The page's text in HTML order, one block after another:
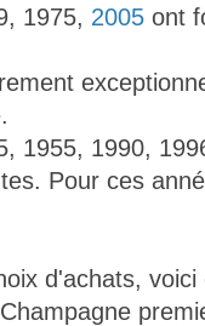
1975, 2005 ont
1955, 1990,
Pour ces
d'achats,